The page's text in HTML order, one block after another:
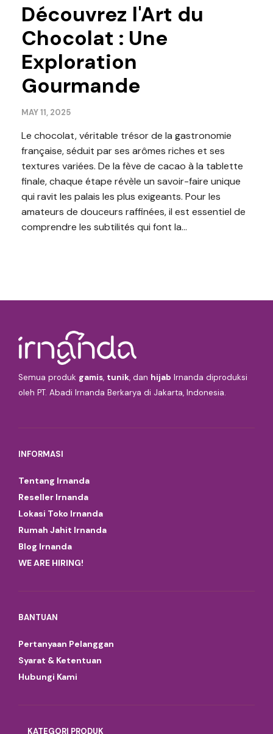
Découvrez l'Art du
Chocolat : Une
Exploration
Gourmande
MAY 11, 2025
Le chocolat, véritable trésor de la gastronomie
française, séduit par ses arômes riches et ses
textures variées. De la fève de cacao à la tablette
finale, chaque étape révèle un savoir-faire unique
qui ravit les palais les plus exigeants. Pour les
amateurs de douceurs raffinées, il est essentiel de
comprendre les subtilités qui font la...
Semua produk gamis, tunik, dan hijab Irnanda diproduksi
oleh PT. Abadi Irnanda Berkarya di Jakarta, Indonesia.
INFORMASI
Tentang Irnanda
Reseller Irnanda
Lokasi Toko Irnanda
Rumah Jahit Irnanda
Blog Irnanda
WE ARE HIRING!
BANTUAN
Pertanyaan Pelanggan
Syarat & Ketentuan
Hubungi Kami
KATEGORI PRODUK